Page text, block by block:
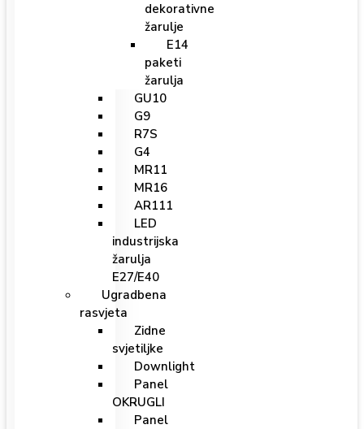
dekorativne
žarulje
E14
paketi
žarulja
GU10
G9
R7S
G4
MR11
MR16
AR111
LED
industrijska
žarulja
E27/E40
Ugradbena
rasvjeta
Zidne
svjetiljke
Downlight
Panel
OKRUGLI
Panel